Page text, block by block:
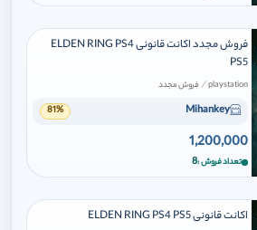
فروش مجدد اکانت قانونی ELDEN RING PS4
PS5
playstation
/ فروش مجدد
Mihankey
81%
1,200,000
تعداد فروش 8
اکانت قانونی ELDEN RING PS4 PS5